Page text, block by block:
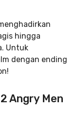
hingga
Untuk
dengan ending
Angry Men